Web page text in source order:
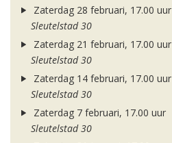
Zaterdag 28 februari, 17.00 uur
Sleutelstad 30
Zaterdag 21 februari, 17.00 uur
Sleutelstad 30
Zaterdag 14 februari, 17.00 uur
Sleutelstad 30
Zaterdag 7 februari, 17.00 uur
Sleutelstad 30